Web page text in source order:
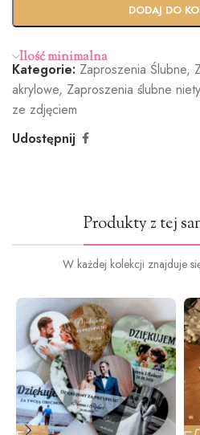
DODAJ DO
Ilość minimalna
Kategorie: Zaproszenia Ślubne,
akrylowe, Zaproszenia ślubne
ze zdjęciem
Udostępnij
Produkty z tej
W każdej kolekcji znajduje